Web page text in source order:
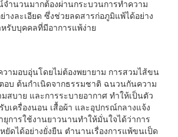
ำนวนมากต้องผ่านกระบวนการทำความ
างละเอียด ซึ่งช่วยลดสารก่อภูมิแพ้ได้อย่าง
รับบุคคลที่มีอาการแพ้ง่าย
วามอบอุ่นโดยไม่ต้องพยายาม การสวมไส้ขน
อบ ต้นกำเนิดจากธรรมชาติ ฉนวนกันความ
สบาย และการระบายอากาศ ทำให้เป็นตัว
บเครื่องนอน เสื้อผ้า และอุปกรณ์กลางแจ้ง
การใช้งานยาวนานทำให้มั่นใจได้ว่าการ
ดได้อย่างยั่งยืน ตำนานเรื่องการแพ้ขนเป็ด